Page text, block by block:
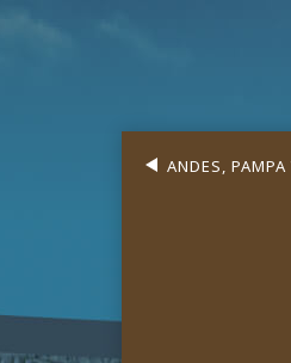
ANDES,